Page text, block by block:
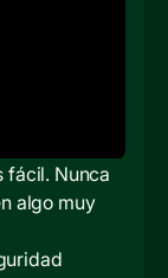
fácil. Nunca
algo muy